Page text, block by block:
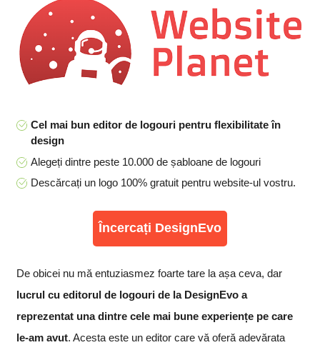
Cel mai bun editor de logouri pentru flexibilitate în
design
Alegeți dintre peste 10.000 de șabloane de logouri
Descărcați un logo 100% gratuit pentru website-ul vostru.
Încercați DesignEvo
De obicei nu mă entuziasmez foarte tare la așa ceva, dar
lucrul cu editorul de logouri de la DesignEvo a
reprezentat una dintre cele mai bune experiențe pe care
le-am avut. Acesta este un editor care vă oferă adevărata